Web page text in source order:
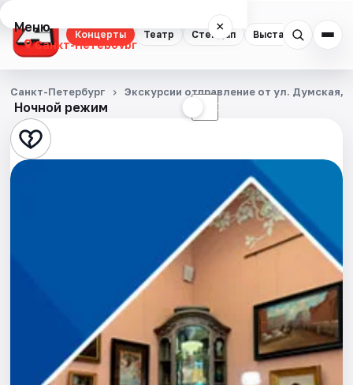
Концерты Театр Стендап Выставки
Меню ×
Санкт-Петербург
Концерты
Театр
Стендап
Ночной режим ☾
Санкт-Петербург Экскурсии отправление от ул. Думская,